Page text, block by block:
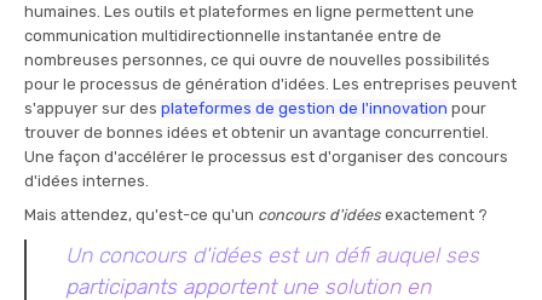
humaines. Les outils et plateformes en ligne permettent une
communication multidirectionnelle instantanée entre de
nombreuses personnes, ce qui ouvre de nouvelles possibilités
pour le processus de génération d'idées. Les entreprises peuvent
s'appuyer sur des plateformes de gestion de l'innovation pour
trouver de bonnes idées et obtenir un avantage concurrentiel.
Une façon d'accélérer le processus est d'organiser des concours
d'idées internes.
Mais attendez, qu'est-ce qu'un concours d'idées exactement ?
Un concours d'idées est un défi auquel ses
participants apportent une solution en